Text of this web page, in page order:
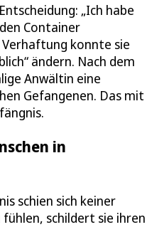
„Ich habe
Container
Verhaftung konnte sie
ändern. Nach dem
Anwältin eine
Gefangenen. Das mit
in
schien sich keiner
schildert sie ihren